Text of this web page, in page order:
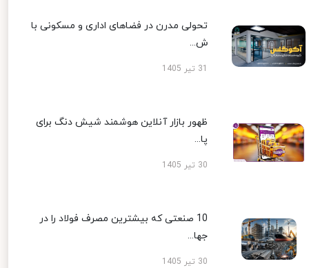
تحولی مدرن در فضاهای اداری و مسکونی با
ش...
ظهور بازار آنلاین هوشمند شیش دنگ برای
پا...
30 تیر 1405
10 صنعتی که بیشترین مصرف فولاد را در
جها...
30 تیر 1405